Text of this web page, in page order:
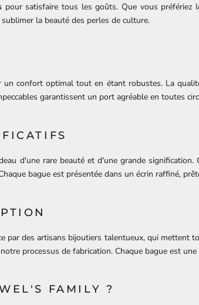
pour satisfaire tous les goûts. Que vous préfériez
la beauté des perles de culture.
confort optimal tout en étant robustes. La
garantissent un port agréable en toutes
d'une rare beauté et d'une grande
bague est présentée dans un écrin raffiné,
par des artisans bijoutiers talentueux, qui mettent
processus de fabrication. Chaque bague est
FAMILY ?